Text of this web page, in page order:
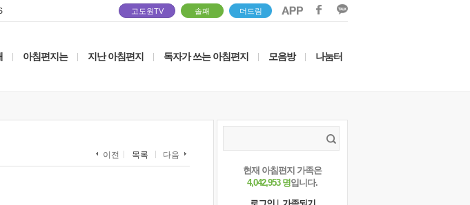
고도원TV 솔패 더드림
아침편지는 지난 아침편지 독자가 쓰는 아침편지 모음방 나눔터
이전 목록 다음
현재 아침편지 가족은
4,042,953 명입니다.